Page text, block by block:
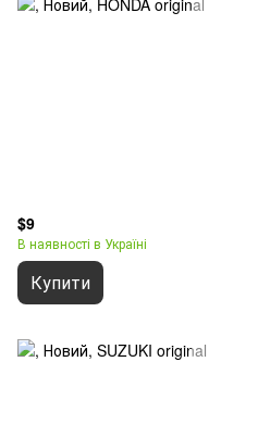
$9
В наявності в Україні
Купити